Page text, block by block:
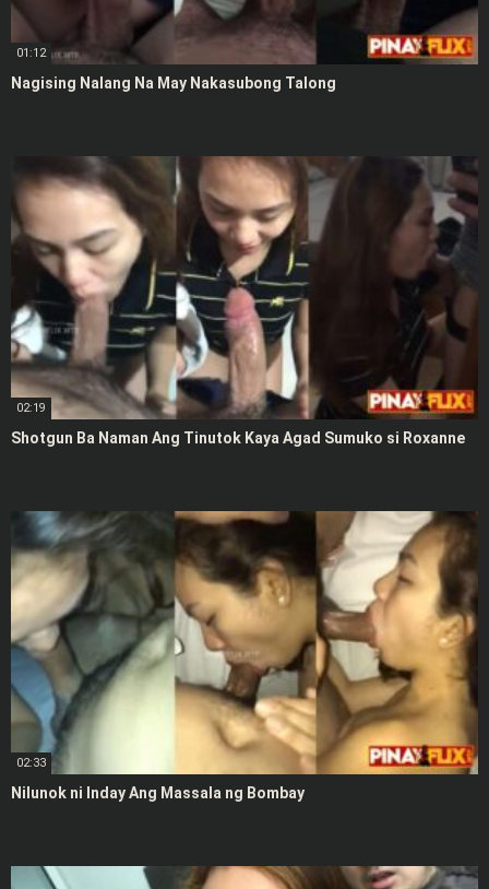
01:12
Nagising Nalang Na May Nakasubong Talong
02:19
Shotgun Ba Naman Ang Tinutok Kaya Agad Sumuko si Roxanne
02:33
Nilunok ni Inday Ang Massala ng Bombay